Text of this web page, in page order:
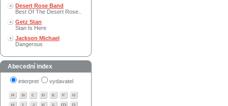
Desert Rose Band
Best Of The Desert Rose..
Getz Stan
Stan Is Here
Jackson Michael
Dangerous
Abecední index
interpret vydavatel